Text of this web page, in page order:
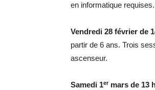
en informatique
Vendredi 28 février de
partir de 6 ans. Trois
ascenseur.
Samedi 1er mars de 13